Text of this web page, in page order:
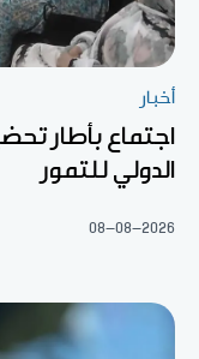
أخبار
اجتماع بأطار
الدولي للتمور
08-08-2026